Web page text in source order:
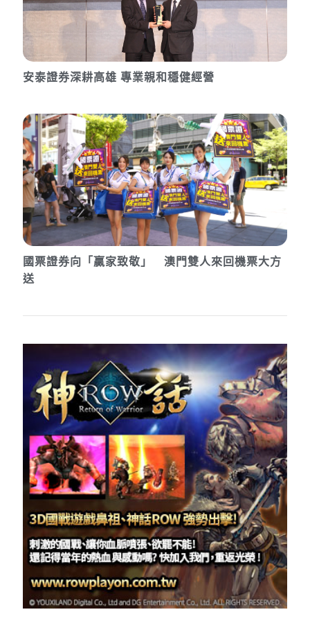
安泰證券深耕高雄 專業親和穩健經營
國票證券向「贏家致敬」 澳門雙人來回機票大方
送